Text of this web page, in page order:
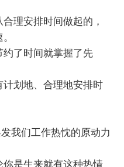
理安排时间做起的，
了时间就掌握了先
划地、合理地安排时
我们工作热忱的原动力
是生来就有这种热情